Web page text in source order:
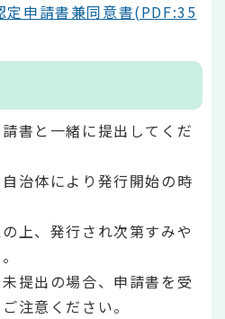
定申請書兼同意書(PDF:35
書と一緒に提出してくだ
治体により発行開始の時
上、発行され次第すみや
提出の場合、申請書を受
注意ください。